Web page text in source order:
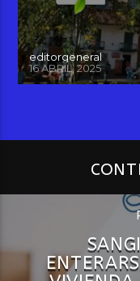
editorgeneral
16 ABRIL, 2025